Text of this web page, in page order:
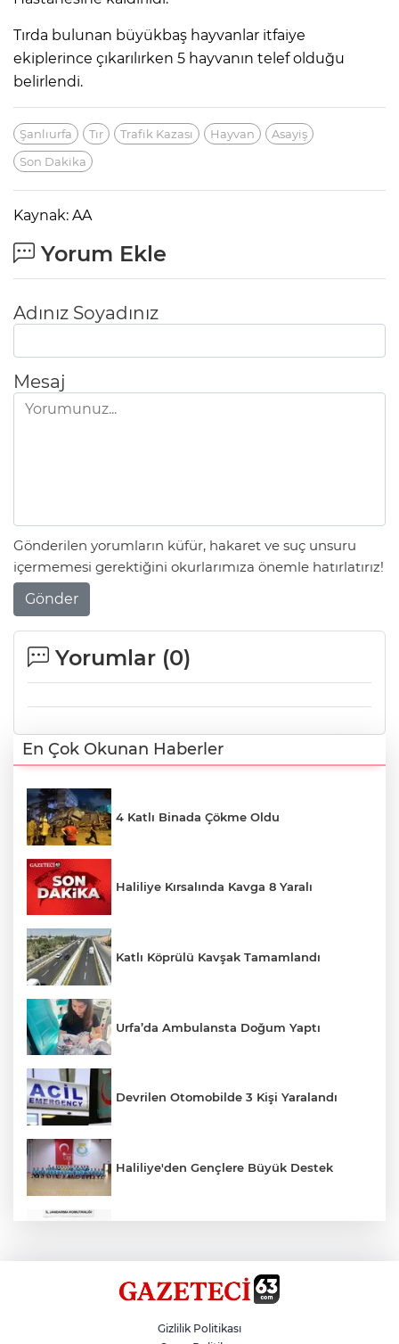
Tırda bulunan büyükbaş hayvanlar itfaiye
ekiplerince çıkarılırken 5 hayvanın telef olduğu
belirlendi.
Şanlıurfa Tır Trafik Kazası Hayvan
Asayiş
Son Dakika
Kaynak: AA
Yorum Ekle
Adınız Soyadınız
Mesaj
Gönderilen yorumların küfür, hakaret ve suç unsuru
içermemesi gerektiğini okurlarımıza önemle hatırlatırız!
Gönder
Yorumlar (0)
En Çok Okunan Haberler
4 Katlı Binada Çökme Oldu
Haliliye Kırsalında Kavga 8 Yaralı
Katlı Köprülü Kavşak Tamamlandı
Urfa’da Ambulansta Doğum Yaptı
Devrilen Otomobilde 3 Kişi Yaralandı
Haliliye'den Gençlere Büyük Destek
Hikmet Başak’tan Ulaşım Çalışması
Gizlilik Politikası